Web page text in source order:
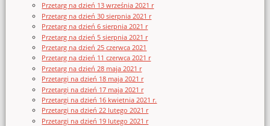
Przetarg na dzień 13 września 2021 r
Przetarg na dzień 30 sierpnia 2021 r
Przetarg na dzień 6 sierpnia 2021 r
Przetarg na dzień 5 sierpnia 2021 r
Przetarg na dzień 25 czerwca 2021
Przetarg na dzień 11 czerwca 2021 r
Przetarg na dzień 28 maja 2021 r
Przetargi na dzień 18 maja 2021 r
Przetargi na dzień 17 maja 2021 r
Przetargi na dzień 16 kwietnia 2021 r.
Przetargi na dzień 22 lutego 2021 r
Przetargi na dzień 19 lutego 2021 r